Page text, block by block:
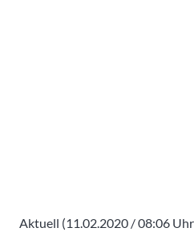
Aktuell (11.02.2020 / 08:06